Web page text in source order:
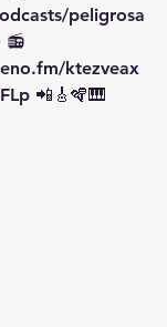
peligrosa
📻
ktezveax
📲🎸🪇🎹